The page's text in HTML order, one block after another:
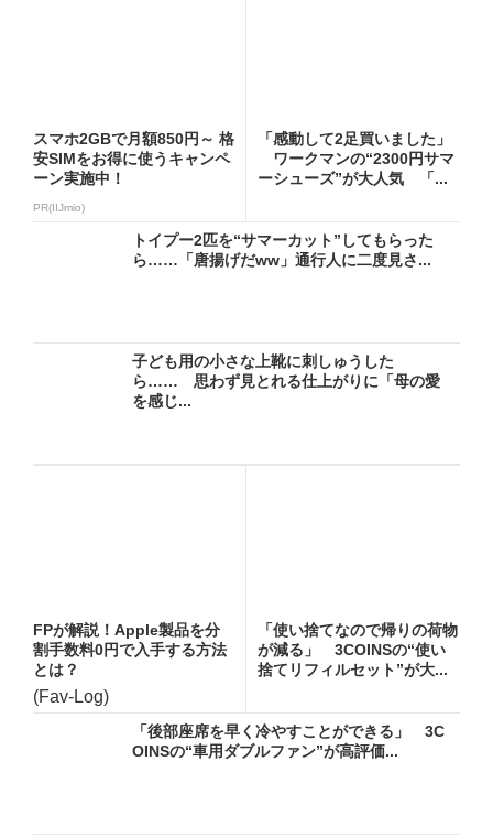
スマホ2GBで月額850円～ 格
安SIMをお得に使うキャンペ
ーン実施中！
PR(IIJmio)
「感動して2足買いました」
ワークマンの“2300円サマ
ーシューズ”が大人気 「...
トイプー2匹を“サマーカット”してもらった
ら……「唐揚げだww」通行人に二度見さ...
子ども用の小さな上靴に刺しゅうした
ら…… 思わず見とれる仕上がりに「母の愛
を感じ...
FPが解説！Apple製品を分
割手数料0円で入手する方法
とは？
(Fav-Log)
「使い捨てなので帰りの荷物
が減る」 3COINSの“使い
捨てリフィルセット”が大...
「後部座席を早く冷やすことができる」 3C
OINSの“車用ダブルファン”が高評価...